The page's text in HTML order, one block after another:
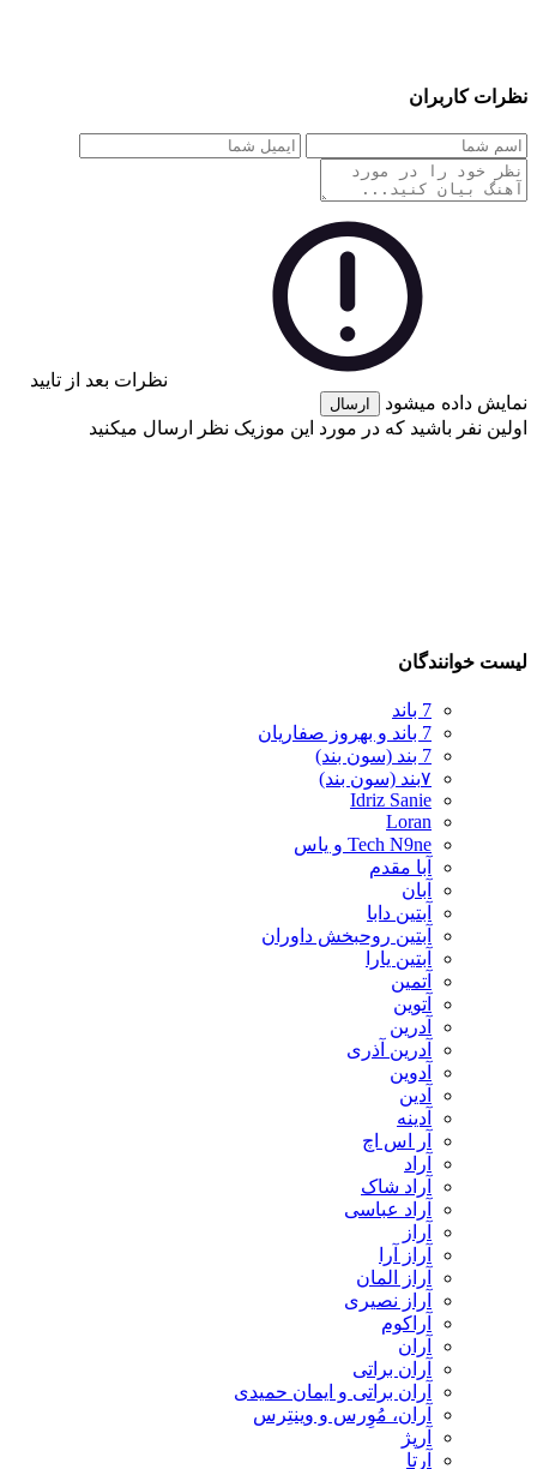
نظرات کاربران
نظرات بعد از تایید
نمایش داده میشود
ارسال
اولین نفر باشید که در مورد این موزیک نظر ارسال میکنید
لیست خوانندگان
7 باند
7 باند و بهروز صفاریان
7 بند (سون بند)
۷بند (سون بند)
Idriz Sanie
Loran
Tech N9ne و یاس
آبا مقدم
آبان
آبتین دابا
آبتین روحبخش داوران
آبتین یارا
آتمین
آتوین
آدرین
آدرین آذری
آدوین
آدین
آدینه
آر اس اچ
آراد
آراد شاک
آراد عباسی
آراز
آراز آرا
آراز المان
آراز نصیری
آراکوم
آران
آران براتی
آران براتی و ایمان حمیدی
آران، مُوِرس و وینتِرس
آرپژ
آرتا